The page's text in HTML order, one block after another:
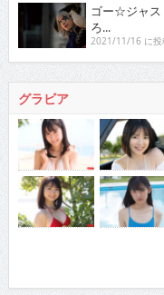
ゴー☆ジャ
ろ...
2021/11/16 に投
グラビア